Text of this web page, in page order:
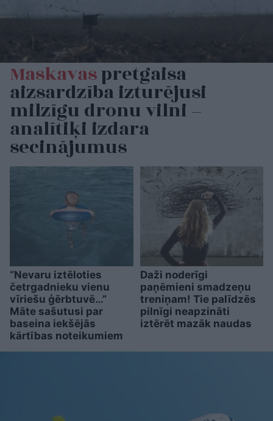
Maskavaspretgaisa
aizsardzība izturējusi
milzīgu dronu vilni –
analītiķi izdara
secinājumus
“Nevaru iztēloties
četrgadnieku vienu
vīriešu ģērbtuvē…”
Māte sašutusi par
baseina iekšējās
kārtības noteikumiem
Daži noderīgi
paņēmieni smadzeņu
treniņam! Tie palīdzēs
pilnīgi neapzināti
iztērēt mazāk naudas